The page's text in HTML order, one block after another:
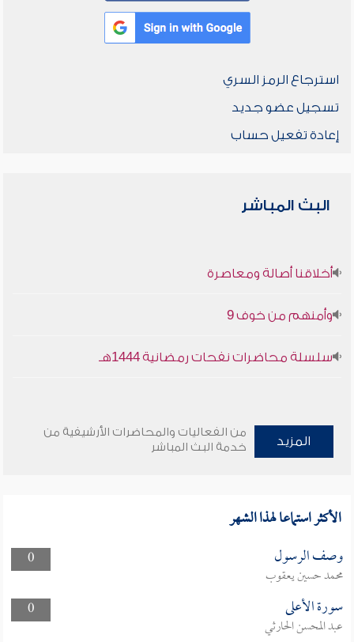
استرجاع الرمز السري
تسجيل عضو جديد
إعادة تفعيل حساب
البث المباشر
أخلاقنا أصالة ومعاصرة
وأمنهم من خوف 9
سلسلة محاضرات نفحات رمضانية 1444هـ
المزيد
من الفعاليات والمحاضرات الأرشيفية من
خدمة البث المباشر
الأكثر استماعا لهذا الشهر
0 وصف الرسول
محمد حسين يعقوب
0
سورة الأعلى
عبد المحسن الحارثي